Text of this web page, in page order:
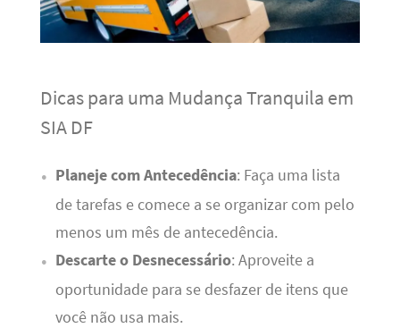
Dicas para uma Mudança Tranquila em
SIA DF
Planeje com Antecedência: Faça uma lista
de tarefas e comece a se organizar com pelo
menos um mês de antecedência.
Descarte o Desnecessário: Aproveite a
oportunidade para se desfazer de itens que
você não usa mais.